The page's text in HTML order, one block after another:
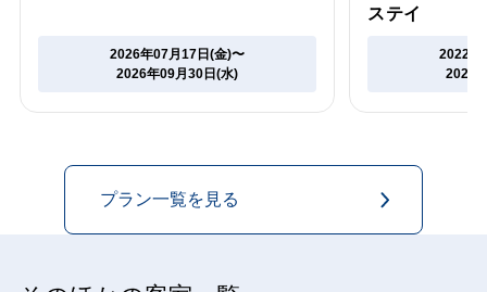
2026年07月17日(金)〜
2026年09月30日(水)
ステイ
2022年
2027
プラン一覧を見る